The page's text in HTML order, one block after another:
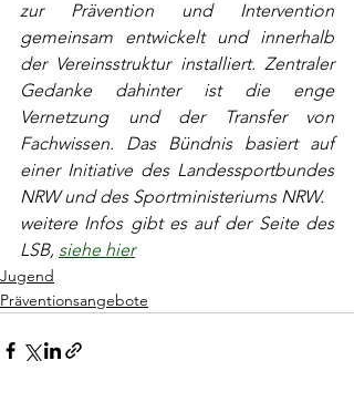
zur Prävention und Intervention
gemeinsam entwickelt und innerhalb
der Vereinsstruktur installiert. Zentraler
Gedanke dahinter ist die enge
Vernetzung und der Transfer von
Fachwissen. Das Bündnis basiert auf
einer Initiative des Landessportbundes
NRW und des Sportministeriums NRW.
weitere Infos gibt es auf der Seite des
LSB, siehe hier
Jugend
Präventionsangebote